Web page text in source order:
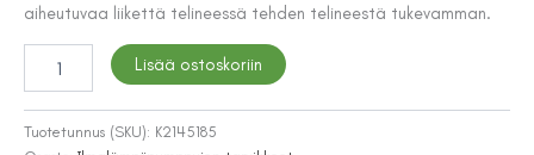
aiheutuvaa liikettä telineessä tehden telineestä tukevamman.
TECNOSYSTEMI
KANNAKKEELLE
määrä
Lisää ostoskoriin
Tuotetunnus (SKU): K2145185